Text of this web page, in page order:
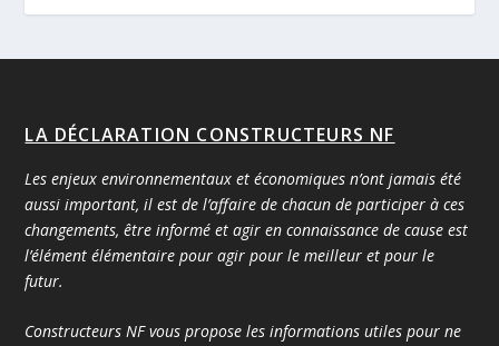
LA DÉCLARATION CONSTRUCTEURS NF
Les enjeux environnementaux et économiques n’ont jamais été
aussi important, il est de l’affaire de chacun de participer à ces
changements, être informé et agir en connaissance de cause est
l’élément élémentaire pour agir pour le meilleur et pour le
futur.
Constructeurs NF vous propose les informations utiles pour ne